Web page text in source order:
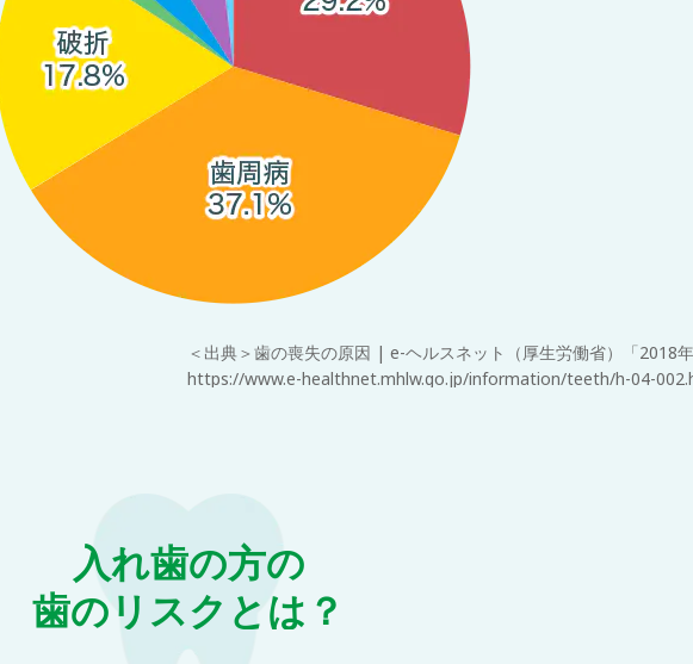
＜出典＞⻭の喪失の原因 | e-ヘルスネット（厚⽣労働省）「2018
https://www.e-healthnet.mhlw.go.jp/information/teeth/h-04-
⼊れ⻭の⽅の
⻭のリスクとは？